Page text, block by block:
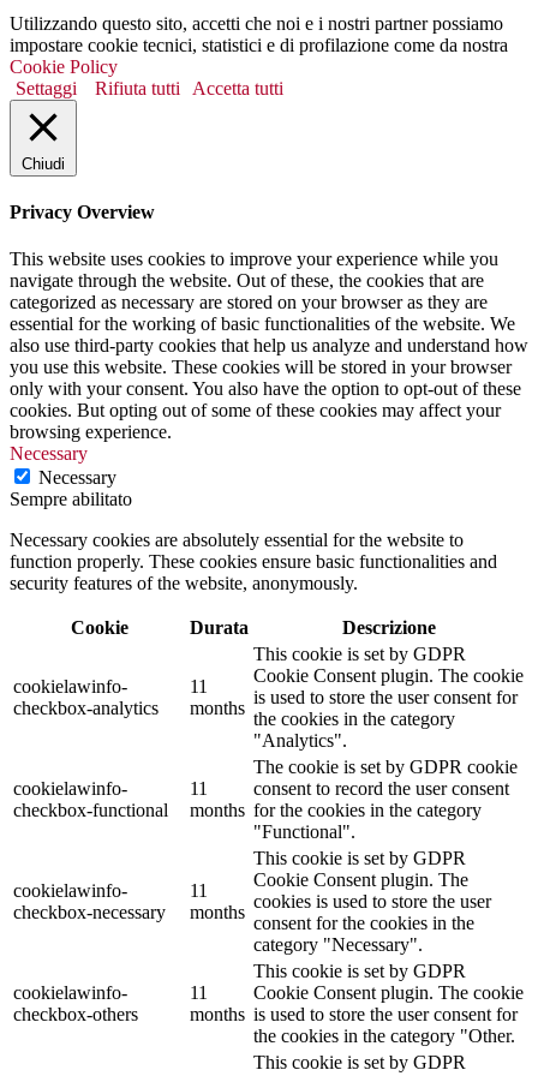
Utilizzando questo sito, accetti che noi e i nostri partner possiamo
impostare cookie tecnici, statistici e di profilazione come da nostra
Cookie Policy
Settaggi
Rifiuta tutti Accetta tutti
Chiudi
Privacy Overview
This website uses cookies to improve your experience while you
navigate through the website. Out of these, the cookies that are
categorized as necessary are stored on your browser as they are
essential for the working of basic functionalities of the website. We
also use third-party cookies that help us analyze and understand how
you use this website. These cookies will be stored in your browser
only with your consent. You also have the option to opt-out of these
cookies. But opting out of some of these cookies may affect your
browsing experience.
Necessary
Necessary
Sempre abilitato
Necessary cookies are absolutely essential for the website to
function properly. These cookies ensure basic functionalities and
security features of the website, anonymously.
Cookie Durata Descrizione
cookielawinfo-
checkbox-analytics
11
months
This cookie is set by GDPR
Cookie Consent plugin. The cookie
is used to store the user consent for
the cookies in the category
"Analytics".
cookielawinfo-
checkbox-functional
11
months
The cookie is set by GDPR cookie
consent to record the user consent
for the cookies in the category
"Functional".
cookielawinfo-
checkbox-necessary
11
months
This cookie is set by GDPR
Cookie Consent plugin. The
cookies is used to store the user
consent for the cookies in the
category "Necessary".
cookielawinfo-
checkbox-others
11
months
This cookie is set by GDPR
Cookie Consent plugin. The cookie
is used to store the user consent for
the cookies in the category "Other.
This cookie is set by GDPR